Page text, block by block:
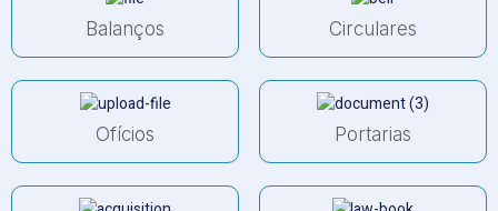
Balanços Circulares
Ofícios Portarias